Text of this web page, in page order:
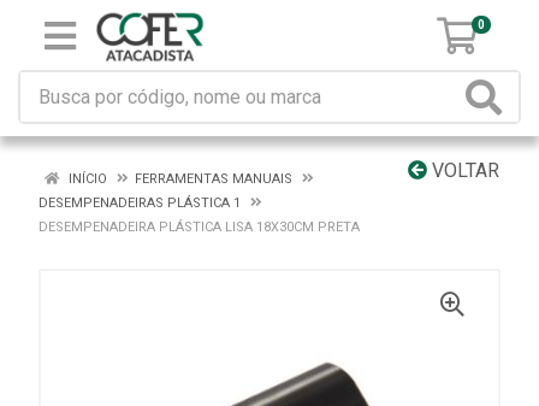
0
VOLTAR
INÍCIO
FERRAMENTAS MANUAIS
DESEMPENADEIRAS PLÁSTICA 1
DESEMPENADEIRA PLÁSTICA LISA 18X30CM PRETA